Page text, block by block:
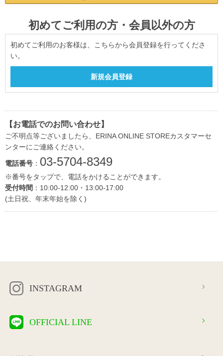
初めてご利用の方・会員以外の方
初めてご利用のお客様は、こちらから会員登録を行ってくださ
い。
【お電話でのお問い合わせ】
ご不明点等ございましたら、ERINA ONLINE STOREカスタマーセ
ンターにご連絡ください。
電話番号 ： 03-5704-8349
※番号をタップで、電話をかけることができます。
受付時間 ：10:00-12:00・13:00-17:00
(土日祝、年末年始を除く)
INSTAGRAM
OFFICIAL LINE